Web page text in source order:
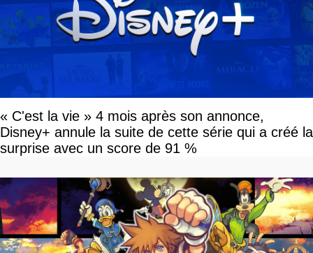
« C'est la vie » 4 mois après son annonce,
Disney+ annule la suite de cette série qui a créé la
surprise avec un score de 91 %